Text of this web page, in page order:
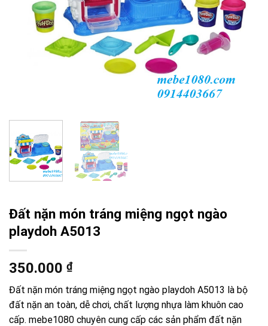
Đất nặn món tráng miệng ngọt ngào
playdoh A5013
350.000 ₫
Đất nặn món tráng miệng ngọt ngào playdoh A5013 là bộ
đất nặn an toàn, dễ chơi, chất lượng nhựa làm khuôn cao
cấp. mebe1080 chuyên cung cấp các sản phẩm đất nặn